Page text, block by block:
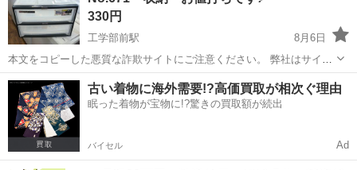
330円
工学部前駅
8月6日
本文をコピーした悪質な詐欺サイトにご注意ください。 弊社はサイト
内でのクレジット決済や銀行振り込みを致しておりません。 リサイク
ルショップどりーむ掲載商品を ご覧下さいまして誠にありがとうござ
います。 どりー...
鹿児島 鹿児島市 工学部前駅 収納家具 商品
古い着物に海外需要!?高価買取が相次ぐ理由
眠った着物が宝物に!?驚きの買取額が続出
バイセル Ad